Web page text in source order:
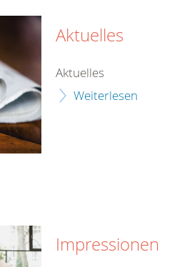
Aktuelles
Aktuelles
Weiterlesen
Impressionen